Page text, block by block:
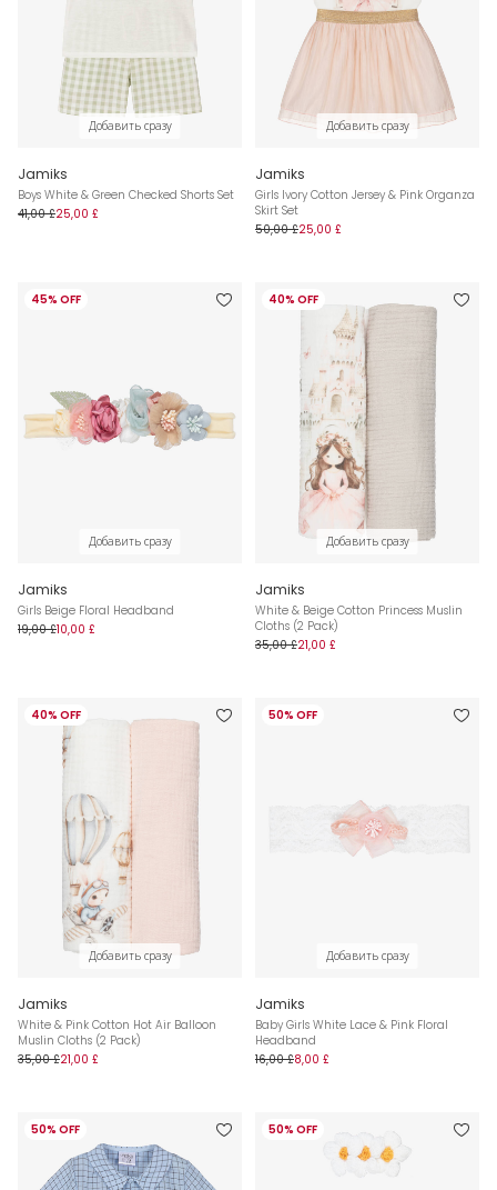
Добавить сразу
Jamiks
Boys White & Green Checked Shorts Set
41,00 £25,00 £
Добавить сразу
Jamiks
Girls Ivory Cotton Jersey & Pink Organza
Skirt Set
50,00 £25,00 £
45% OFF
Добавить сразу
Jamiks
Girls Beige Floral Headband
19,00 £10,00 £
40% OFF
Добавить сразу
Jamiks
White & Beige Cotton Princess Muslin
Cloths (2 Pack)
35,00 £21,00 £
40% OFF
Добавить сразу
Jamiks
White & Pink Cotton Hot Air Balloon
Muslin Cloths (2 Pack)
35,00 £21,00 £
50% OFF
Добавить сразу
Jamiks
Baby Girls White Lace & Pink Floral
Headband
16,00 £8,00 £
50% OFF 50% OFF